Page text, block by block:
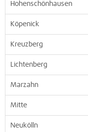
Hohenschönhausen
Köpenick
Kreuzberg
Lichtenberg
Marzahn
Mitte
Neukölln